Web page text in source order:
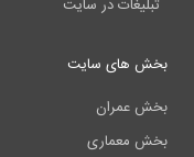
تبلیغات در سایت
بخش های سایت
بخش عمران
بخش معماری